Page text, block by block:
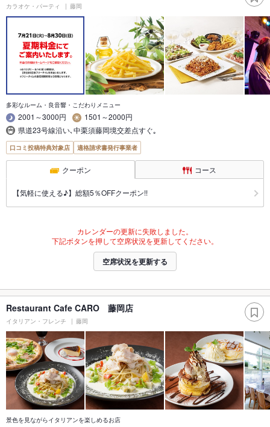
カラオケ・パーティ 藤岡
多彩なルーム・良音響・こだわりメニュー
2001～3000円
1501～2000円
県道23号線沿い､中栗須藤岡境交差点すぐ｡
口コミ投稿特典対象店 適格請求書発行事業者
クーポン コース
【気軽に使える♪】総額5％OFFクーポン!!
カレンダーの更新に失敗しました。
下記ボタンを押して空席状況を更新してください。
空席状況を更新する
Restaurant Cafe CARO 藤岡店
イタリアン・フレンチ 藤岡
景色を見ながらイタリアンを楽しめるお店